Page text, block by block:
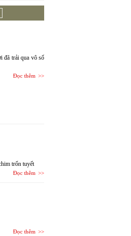
đã trải qua vô số
Đọc thêm
trốn tuyết
Đọc thêm
Đọc thêm